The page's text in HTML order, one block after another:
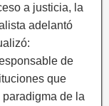
a justicia, la
adelantó
de
que
de la